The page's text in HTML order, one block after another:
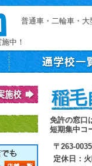
普通車・二輪車・大
中！
稲毛
免許の窓口
短期集中コ
〒263-
定休日：火